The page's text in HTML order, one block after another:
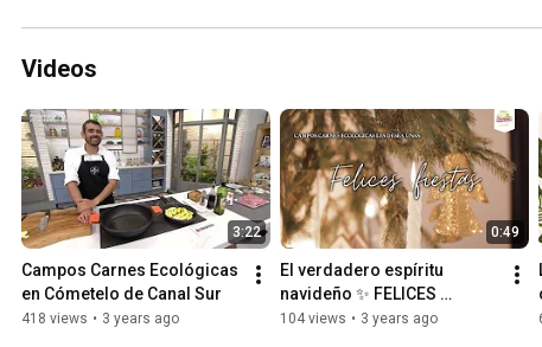
Videos
3:22
Campos Carnes Ecológicas
en Cómetelo de Canal Sur
418 views • 3 years ago
0:49
El verdadero espíritu
navideño ✨ FELICES
FIESTAS ✨
104 views • 3 years ago